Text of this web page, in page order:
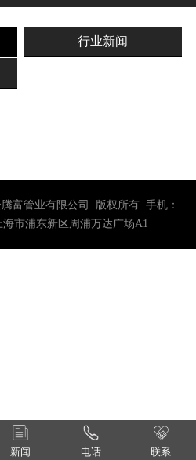
行业新闻
富管业有限公司 版权所有 手机：
海市浦东新区周浦万达广场A1
新闻 电话 联系